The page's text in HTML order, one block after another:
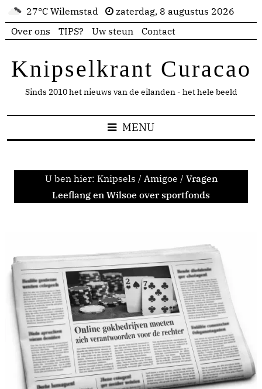
27°C Wilemstad
zaterdag, 8 augustus 2026
Over ons
TIPS? Uw steun Contact
Knipselkrant Curacao
Sinds 2010 het nieuws van de eilanden - het hele beeld
MENU
U ben hier: Knipsels / Amigoe / Vragen
Leeflang en Wilsoe over sportfonds